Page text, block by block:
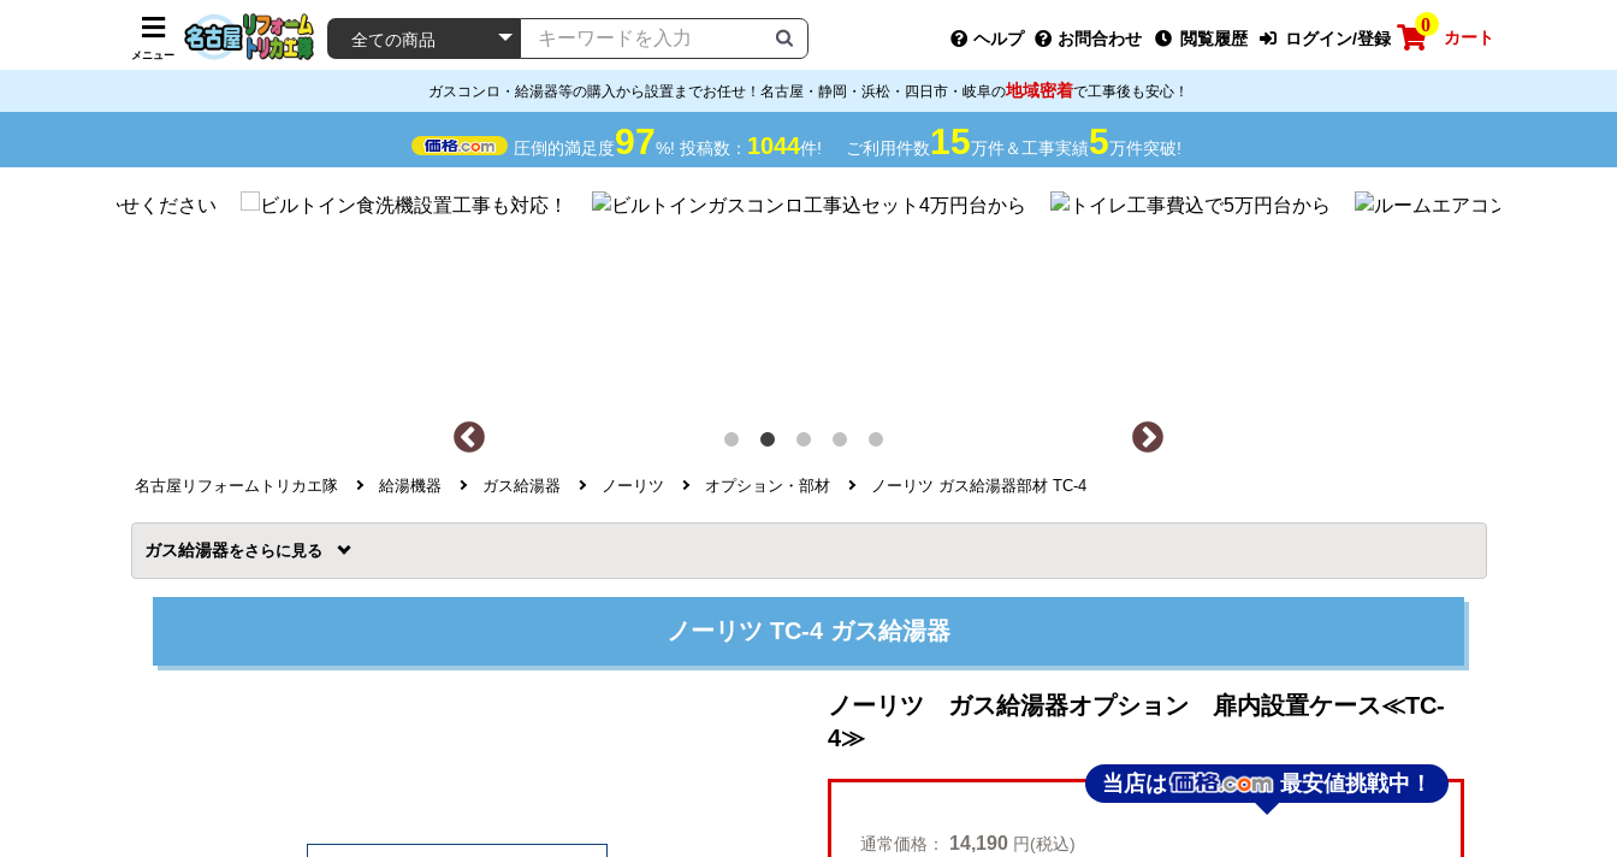
メニュー
ヘルプ お問合わせ 閲覧履歴 ログイン/登録
0
カート
ガスコンロ・給湯器等の購入から設置までお任せ！名古屋・静岡・浜松・四日市・岐阜の地域密着で工事後も安心！
圧倒的満足度97%! 投稿数： 1044件! ご利用件数15万件＆工事実績5万件突破!
名古屋リフォームトリカエ隊 給湯機器 ガス給湯器 ノーリツ オプション・部材 ノーリツ ガス給湯器部材 TC-4
ガス給湯器を
ノーリツ TC-4 ガス給湯器
ノーリツ ガス給湯器オプション 扉内設置ケース≪TC-
4≫
当店は 最安値挑戦中！
通常価格： 14,190 円(税込)